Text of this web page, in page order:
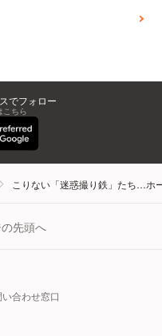
でフォロー
こちら
こりない「迷惑撮り鉄」たち…ホ
先頭へ
い合わせ窓口